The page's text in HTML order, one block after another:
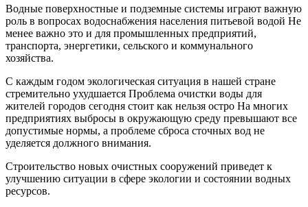
Водные поверхностные и подземные системы играют важную
роль в вопросах водоснабжения населения питьевой водой Не
менее важно это и для промышленных предприятий,
транспорта, энергетики, сельского и коммунального
хозяйства.
С каждым годом экологическая ситуация в нашей стране
стремительно ухудшается Проблема очистки воды для
жителей городов сегодня стоит как нельзя остро На многих
предприятиях выбросы в окружающую среду превышают все
допустимые нормы, а проблеме сброса сточных вод не
уделяется должного внимания.
Строительство новых очистных сооружений приведет к
улучшению ситуации в сфере экологии и состоянии водных
ресурсов.